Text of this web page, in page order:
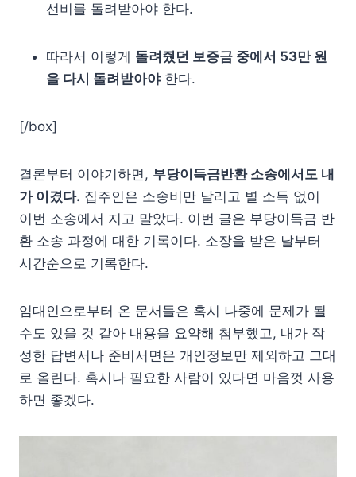
선비를 돌려받아야 한다.
따라서 이렇게 돌려줬던 보증금 중에서 53만 원
을 다시 돌려받아야한다.
[/box]
결론부터 이야기하면, 부당이득금반환 소송에서도 내
가 이겼다. 집주인은 소송비만 날리고 별 소득 없이
이번 소송에서 지고 말았다. 이번 글은 부당이득금 반
환 소송 과정에 대한 기록이다. 소장을 받은 날부터
시간순으로 기록한다.
임대인으로부터 온 문서들은 혹시 나중에 문제가 될
수도 있을 것 같아 내용을 요약해 첨부했고, 내가 작
성한 답변서나 준비서면은 개인정보만 제외하고 그대
로 올린다. 혹시나 필요한 사람이 있다면 마음껏 사용
하면 좋겠다.